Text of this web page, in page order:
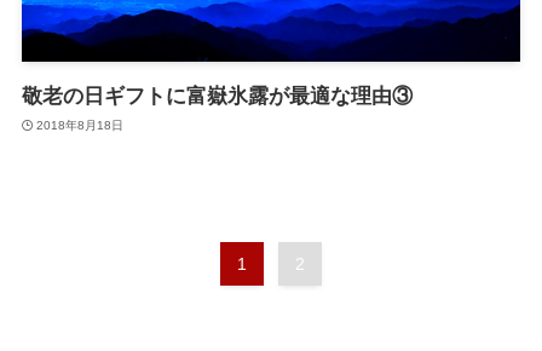
敬老の日ギフトに富嶽氷露が最適な理由③
2018年8月18日
1 2